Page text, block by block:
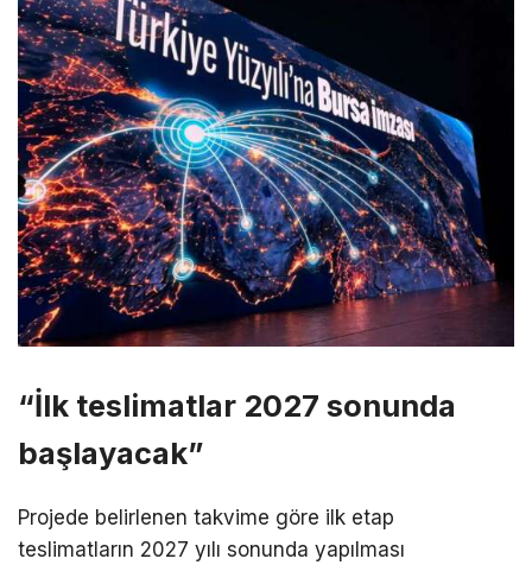
“İlk teslimatlar 2027 sonunda
başlayacak”
Projede belirlenen takvime göre ilk etap
teslimatların 2027 yılı sonunda yapılması